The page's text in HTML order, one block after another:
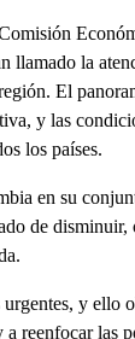
llamado la
El
y las
los países.
en su
de disminuir,
urgentes, y ello
reenfocar las